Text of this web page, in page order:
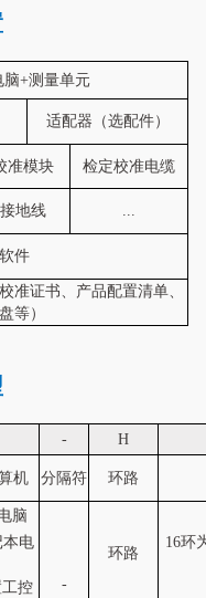
脑+测量单元
适配器（选配件）
准模块 检定校准电缆
接地线 ...
件
准证书、产品配置清单、
等）
- H
机 分隔符 环路
脑
-
电
环路
16环
控